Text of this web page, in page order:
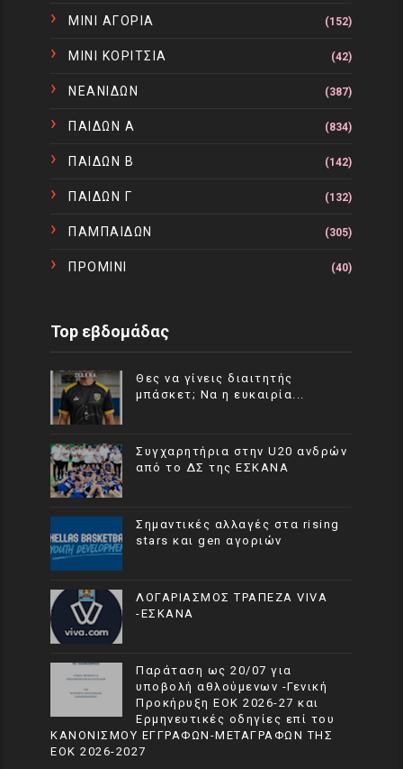
ΜΙΝΙ ΑΓΟΡΙΑ (152)
ΜΙΝΙ ΚΟΡΙΤΣΙΑ (42)
ΝΕΑΝΙΔΩΝ (387)
ΠΑΙΔΩΝ Α (834)
ΠΑΙΔΩΝ Β (142)
ΠΑΙΔΩΝ Γ (132)
ΠΑΜΠΑΙΔΩΝ (305)
ΠΡΟΜΙΝΙ (40)
Top εβδομάδας
Θες να γίνεις διαιτητής
μπάσκετ; Να η ευκαιρία...
Συγχαρητήρια στην U20 ανδρών
από το ΔΣ της ΕΣΚΑΝΑ
Σημαντικές αλλαγές στα rising
stars και gen αγοριών
ΛΟΓΑΡΙΑΣΜΟΣ ΤΡΑΠΕΖΑ VIVA
-ΕΣΚΑΝΑ
Παράταση ως 20/07 για
υποβολή αθλούμενων -Γενική
Προκήρυξη ΕΟΚ 2026-27 και
Ερμηνευτικές οδηγίες επί του
ΚΑΝΟΝΙΣΜΟΥ ΕΓΓΡΑΦΩΝ-ΜΕΤΑΓΡΑΦΩΝ ΤΗΣ
ΕΟΚ 2026-2027